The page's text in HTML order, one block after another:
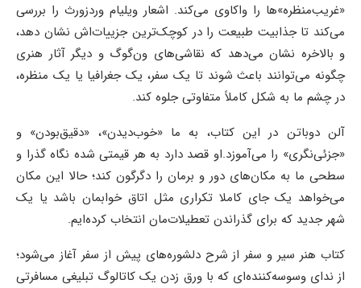
«غریب‌منظره»ها را واکاوی می‌کند. اشعار ویلیام وردزورث را بررسی
می‌کند تا جذابیت طبیعت را در کوچک‌ترین جزییات‌اش نشان دهد،
و بالاخره نشان می‌دهد که نقاشی‌های ون‌گوگ و دیگر آثار هنری
چگونه می‌توانند باعث شوند تا یک سفر، یک جغرافیا یا یک منظره،
در چشم ما به شکل کاملاً متفاوتی جلوه کند.
آلن دوباتن در این کتاب، به ما «خوب‌دیدن»، «دقیق‌بودن» و
«جزئی‌نگری» را می‌آموزد.او قصد دارد به هر قیمتی شده نگاه گذرا و
سطحی ما به مکان‌های دور و برمان را دگرگون کند؛ حالا این مکان
می‌خواهد یک جای کاملا تکراری مثل اتاق خوابمان باشد یا یک
شهر جدید که برای گذراندن تعطیلات‌مان انتخاب کرده‌ایم.
کتاب هنر سیر و سفر از شرح دلشوره‌های پیش از سفر آغاز می‌شود؛
از ندای وسوسه‌کننده‌ای که با ورق زدن یک کاتالوگ تبلیغی مسافرتی